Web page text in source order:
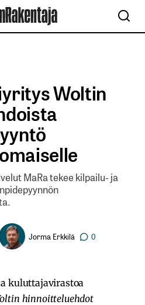
Woltin
MaRa tekee kilpailu- ja
Jorma Erkkilä 0
kuluttajavirastoa
hinnoitteluehdot